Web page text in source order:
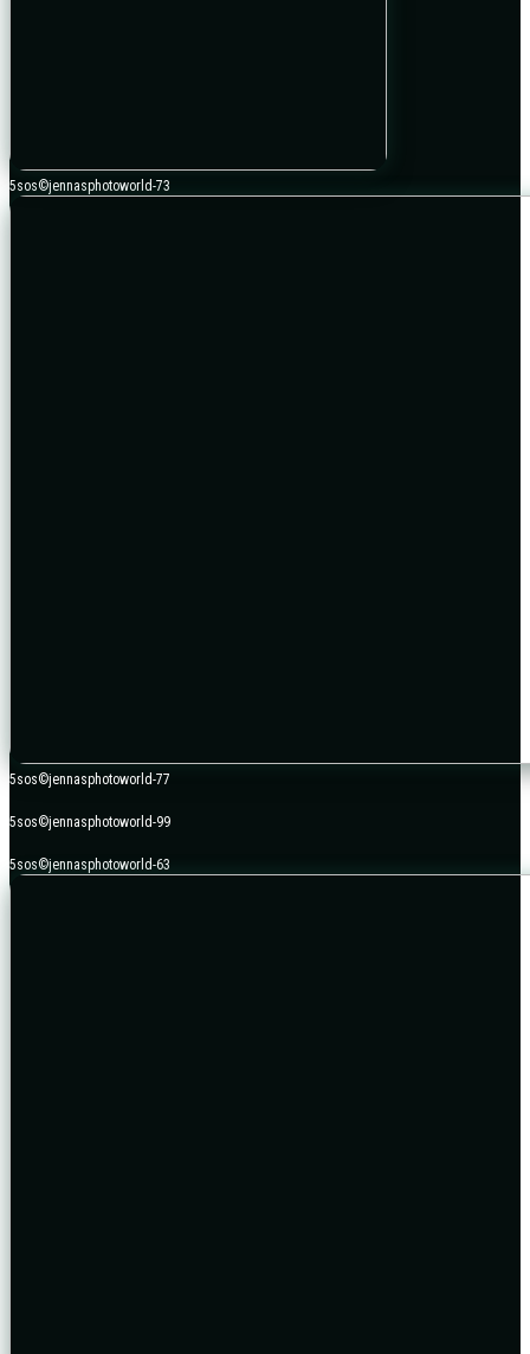
5sos©jennasphotoworld-73
5sos©jennasphotoworld-77
5sos©jennasphotoworld-99
5sos©jennasphotoworld-63